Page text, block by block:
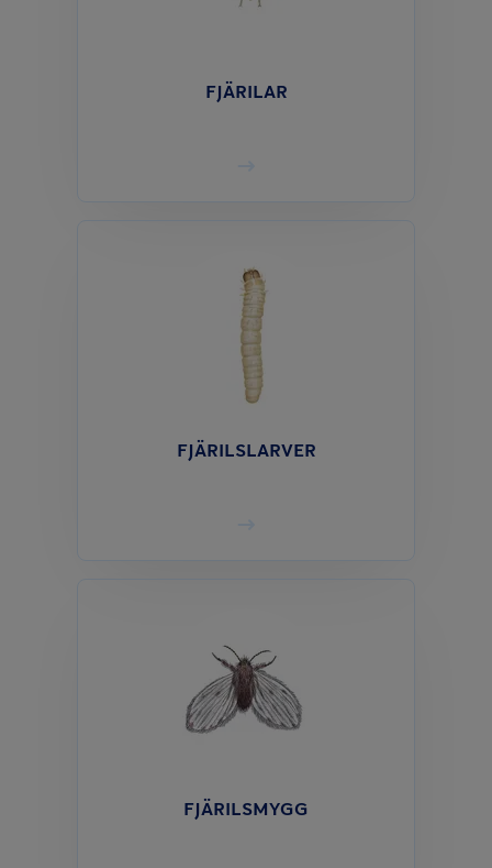
FJÄRILAR
FJÄRILSLARVER
FJÄRILSMYGG